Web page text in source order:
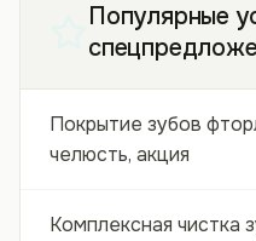
Популярные
Покрытие зубов
челюсть, акция
Комплексная чистка